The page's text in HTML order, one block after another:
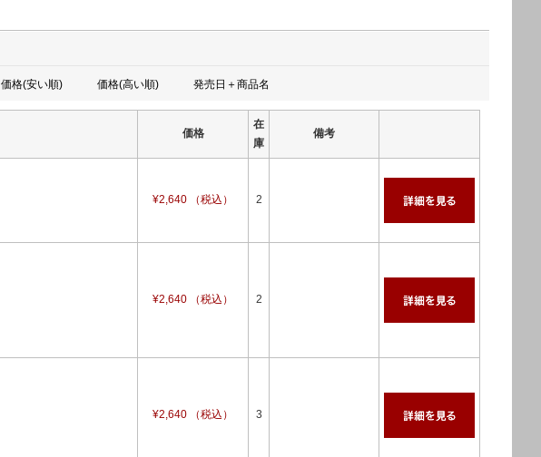
価格(安い順) 価格(高い順) 発売日＋商品名
価格
在
庫
備考
¥2,640 （税込） 2
¥2,640 （税込） 2
¥2,640 （税込） 3